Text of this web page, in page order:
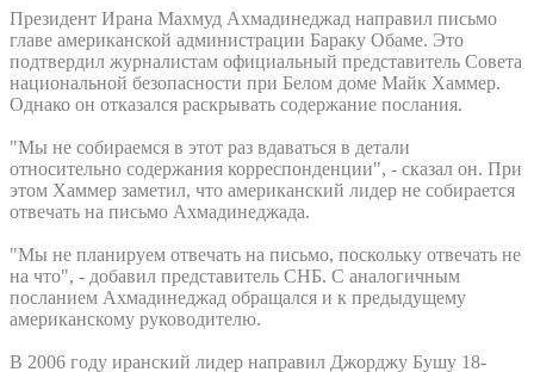
Президент Ирана Махмуд Ахмадинеджад направил письмо
главе американской администрации Бараку Обаме. Это
подтвердил журналистам официальный представитель Совета
национальной безопасности при Белом доме Майк Хаммер.
Однако он отказался раскрывать содержание послания.
"Мы не собираемся в этот раз вдаваться в детали
относительно содержания корреспонденции", - сказал он. При
этом Хаммер заметил, что американский лидер не собирается
отвечать на письмо Ахмадинеджада.
"Мы не планируем отвечать на письмо, поскольку отвечать не
на что", - добавил представитель СНБ. С аналогичным
посланием Ахмадинеджад обращался и к предыдущему
американскому руководителю.
В 2006 году иранский лидер направил Джорджу Бушу 18-